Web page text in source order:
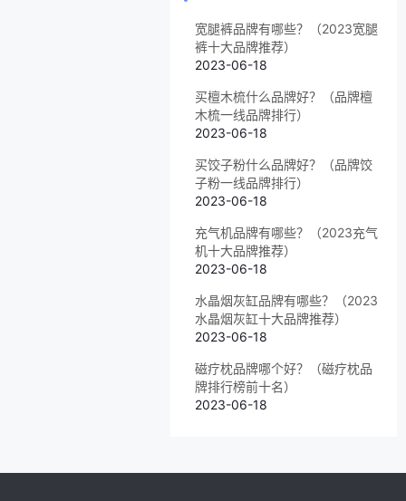
宽腿裤品牌有哪些？（2023宽腿
裤十大品牌推荐）
2023-06-18
买檀木梳什么品牌好？（品牌檀
木梳一线品牌排行）
2023-06-18
买饺子粉什么品牌好？（品牌饺
子粉一线品牌排行）
2023-06-18
充气机品牌有哪些？（2023充气
机十大品牌推荐）
2023-06-18
水晶烟灰缸品牌有哪些？（2023
水晶烟灰缸十大品牌推荐）
2023-06-18
磁疗枕品牌哪个好？（磁疗枕品
牌排行榜前十名）
2023-06-18